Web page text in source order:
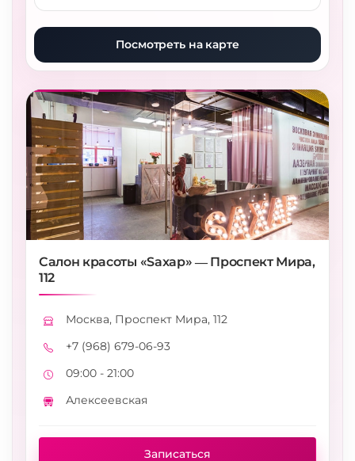
Посмотреть на карте
Салон красоты «Saxap» — Проспект Мира,
112
Адрес
Москва, Проспект Мира, 112
Телефон
+7 (968) 679-06-93
Режим работы
09:00 - 21:00
Метро
Алексеевская
Записаться